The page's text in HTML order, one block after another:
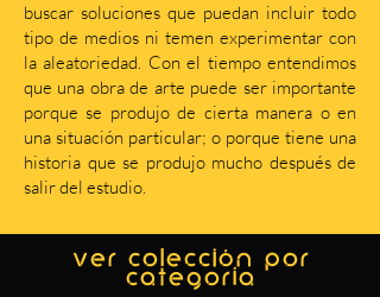
buscar soluciones que puedan incluir todo
tipo de medios ni temen experimentar con
la aleatoriedad. Con el tiempo entendimos
que una obra de arte puede ser importante
porque se produjo de cierta manera o en
una situación particular; o porque tiene una
historia que se produjo mucho después de
salir del estudio.
ver colección por
categoría